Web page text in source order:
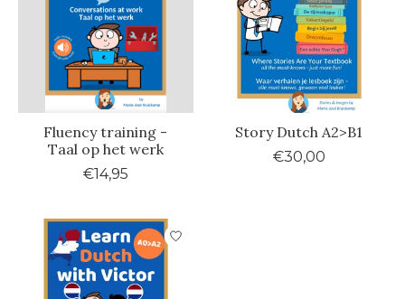
Fluency training -
Taal op het werk
€14,95
Story Dutch A2>B1
€30,00